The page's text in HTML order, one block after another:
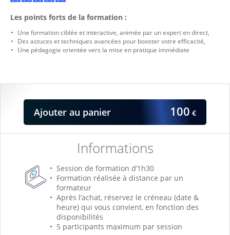
Informations
Session de formation d’1h30
Formation réalisée à distance par un
formateur
Après l’achat, réservez le créneau (date &
heure) qui vous convient, en fonction des
disponibilités
5 participants maximum par session
Ajouter au panier 100 €
Les points forts de la formation :
Une formationciblée et interactive, animée par unexpertendirect,
Des astuces ettechniques avancées pour boostervotre efficacité,
Une pédagogie orientée vers la mise en pratique immédiate